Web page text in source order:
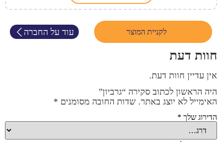
לקניית המוצר עוד על החברה
חוות דעת
אין עדיין חוות דעת.
היה הראשון לכתוב סקירה “גרביון”
האימייל לא יוצג באתר. שדות החובה מסומנים *
הדירוג שלך *